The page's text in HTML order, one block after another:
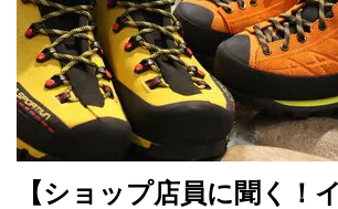
【ショップ店員に聞く！